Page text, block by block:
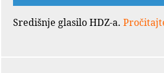
Središnje glasilo HDZ-a.